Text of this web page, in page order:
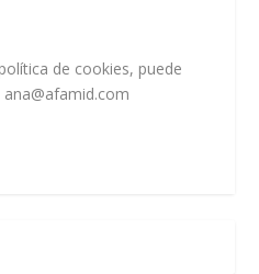
de cookies, puede